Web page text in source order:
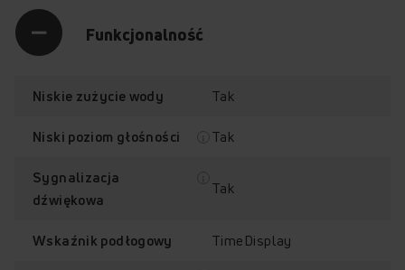
Funkcjonalność
Niskie zużycie wody Tak
Niski poziom głośności Tak
Sygnalizacja
dźwiękowa
Tak
Wskaźnik podłogowy TimeDisplay